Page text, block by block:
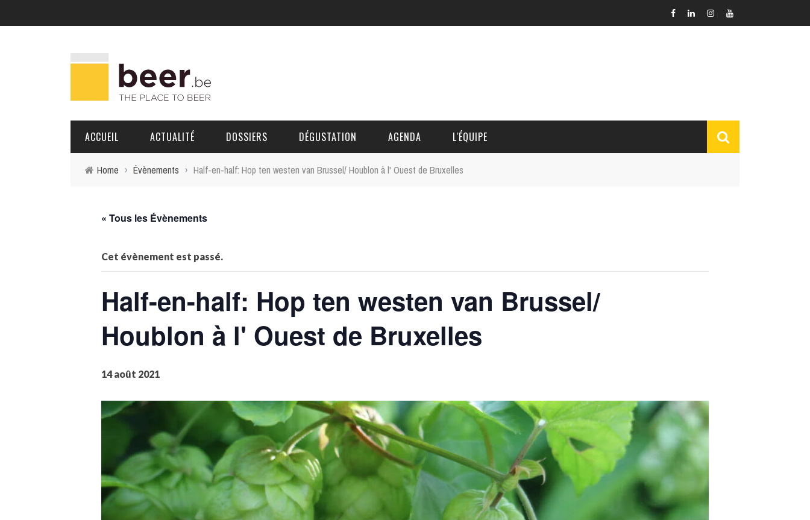
ACCUEIL ACTUALITÉ DOSSIERS DÉGUSTATION AGENDA L'ÉQUIPE
JEREMY KUPROWSKI
FLORENCE CONSTANTIN
Home › Évènements › Half-en-half: Hop ten westen van Brussel/ Houblon à l' Ouest de Bruxelles
« Tous les Évènements
Cet évènement est passé.
Half-en-half: Hop ten westen van Brussel/
Houblon à l' Ouest de Bruxelles
14 août 2021